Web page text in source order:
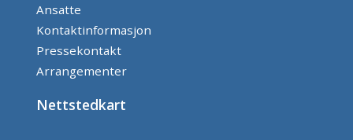
Ansatte
Kontaktinformasjon
Pressekontakt
Arrangementer
Nettstedkart